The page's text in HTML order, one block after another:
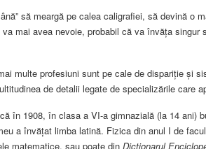
să meargă pe calea caligrafiei, să devină o
mai avea nevoie, probabil că va învăța singur
multe profesiuni sunt pe cale de dispariție și
de detalii legate de specializările care
în 1908, în clasa a VI-a gimnazială (la 14 ani)
a învățat limba latină. Fizica din anul I de
matematice, sau poate dinDicționarul